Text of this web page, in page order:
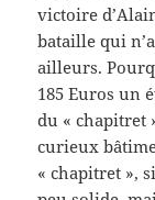
victoire
bataille qui
ailleurs.
185 Euros un
du « chapitret
curieux
« chapitret »,